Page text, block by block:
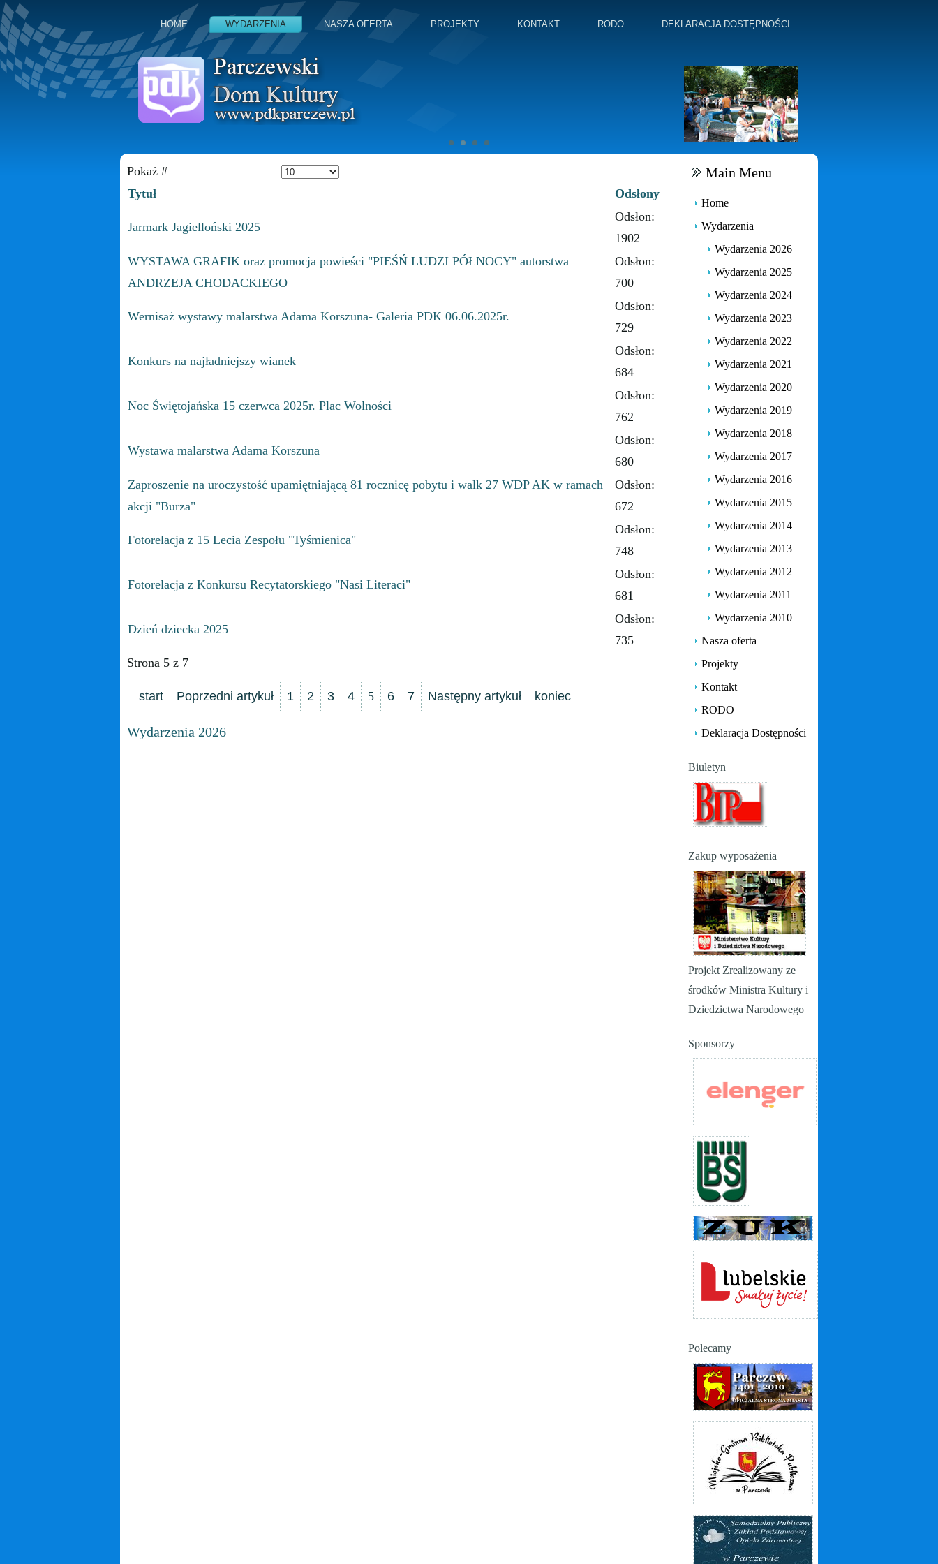
HOME WYDARZENIA NASZA OFERTA PROJEKTY KONTAKT RODO DEKLARACJA DOSTĘPNOŚCI
Pokaż #
Tytuł
Odsłony
Jarmark Jagielloński 2025
Odsłon:
1902
WYSTAWA GRAFIK oraz promocja powieści "PIEŚŃ LUDZI PÓŁNOCY" autorstwa
ANDRZEJA CHODACKIEGO
Odsłon:
700
Wernisaż wystawy malarstwa Adama Korszuna- Galeria PDK 06.06.2025r.
Odsłon:
729
Konkurs na najładniejszy wianek
Odsłon:
684
Noc Świętojańska 15 czerwca 2025r. Plac Wolności
Odsłon:
762
Wystawa malarstwa Adama Korszuna
Odsłon:
680
Zaproszenie na uroczystość upamiętniającą 81 rocznicę pobytu i walk 27 WDP AK w ramach
akcji "Burza"
Odsłon:
672
Fotorelacja z 15 Lecia Zespołu "Tyśmienica"
Odsłon:
748
Fotorelacja z Konkursu Recytatorskiego "Nasi Literaci"
Odsłon:
681
Dzień dziecka 2025
Odsłon:
735
Strona 5 z 7
start Poprzedni artykuł 1 2 3 4 5 6 7 Następny artykuł koniec
Wydarzenia 2026
Main Menu
Home
Wydarzenia
Wydarzenia 2026
Wydarzenia 2025
Wydarzenia 2024
Wydarzenia 2023
Wydarzenia 2022
Wydarzenia 2021
Wydarzenia 2020
Wydarzenia 2019
Wydarzenia 2018
Wydarzenia 2017
Wydarzenia 2016
Wydarzenia 2015
Wydarzenia 2014
Wydarzenia 2013
Wydarzenia 2012
Wydarzenia 2011
Wydarzenia 2010
Nasza oferta
Projekty
Kontakt
RODO
Deklaracja Dostępności
Biuletyn
Zakup wyposażenia
Projekt Zrealizowany ze
środków Ministra Kultury i
Dziedzictwa Narodowego
Sponsorzy
Polecamy